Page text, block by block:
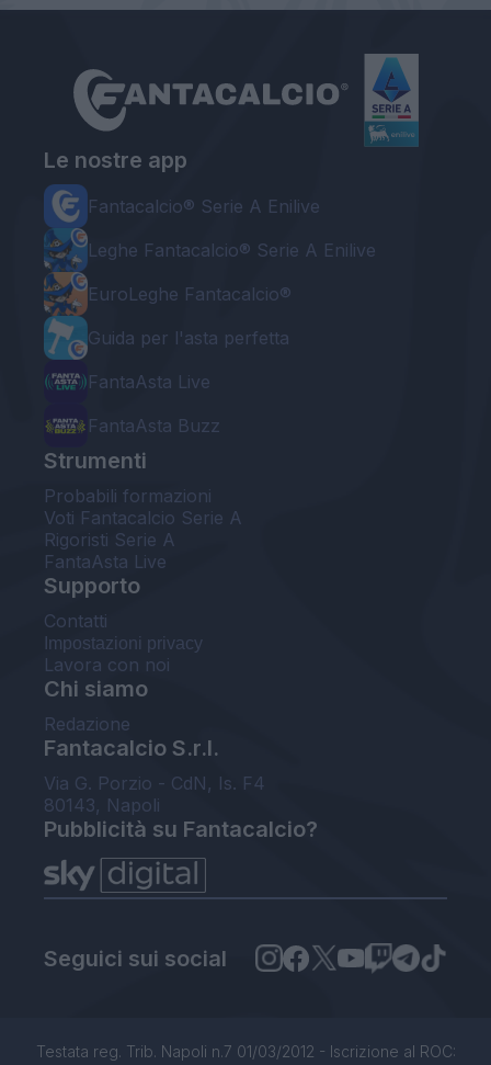
Le nostre app
Fantacalcio® Serie A Enilive
Leghe Fantacalcio® Serie A Enilive
EuroLeghe Fantacalcio®
Guida per l'asta perfetta
FantaAsta Live
FantaAsta Buzz
Strumenti
Probabili formazioni
Voti Fantacalcio Serie A
Rigoristi Serie A
FantaAsta Live
Supporto
Contatti
Impostazioni privacy
Lavora con noi
Chi siamo
Redazione
Fantacalcio S.r.l.
Via G. Porzio - CdN, Is. F4
80143, Napoli
Pubblicità su Fantacalcio?
Seguici sui social
Testata reg. Trib. Napoli n.7 01/03/2012 - Iscrizione al ROC: